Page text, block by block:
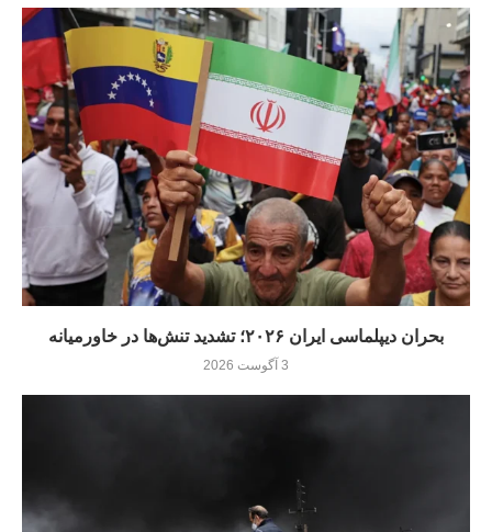
بحران دیپلماسی ایران ۲۰۲۶؛ تشدید تنش‌ها در خاورمیانه
3 آگوست 2026